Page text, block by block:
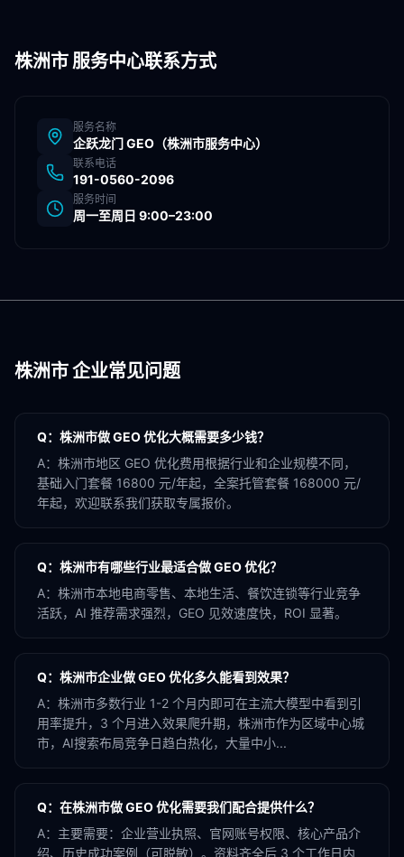
株洲市服务中心联系方式
服务名称
企跃龙门 GEO（株洲市服务中心）
联系电话
191-0560-2096
服务时间
周一至周日 9:00–23:00
株洲市企业常见问题
Q： 株洲市做 GEO 优化大概需要多少钱？
A： 株洲市地区 GEO 优化费用根据行业和企业规模不同，
基础入门套餐 16800 元/年起，全案托管套餐 168000 元/
年起，欢迎联系我们获取专属报价。
Q： 株洲市有哪些行业最适合做 GEO 优化？
A： 株洲市本地电商零售、本地生活、餐饮连锁等行业竞争
活跃，AI 推荐需求强烈，GEO 见效速度快，ROI 显著。
Q： 株洲市企业做 GEO 优化多久能看到效果？
A： 株洲市多数行业 1-2 个月内即可在主流大模型中看到引
用率提升，3 个月进入效果爬升期，株洲市作为区域中心城
市，AI搜索布局竞争日趋白热化，大量中小...
Q： 在株洲市做 GEO 优化需要我们配合提供什么？
A： 主要需要：企业营业执照、官网账号权限、核心产品介
绍、历史成功案例（可脱敏）。资料齐全后 3 个工作日内